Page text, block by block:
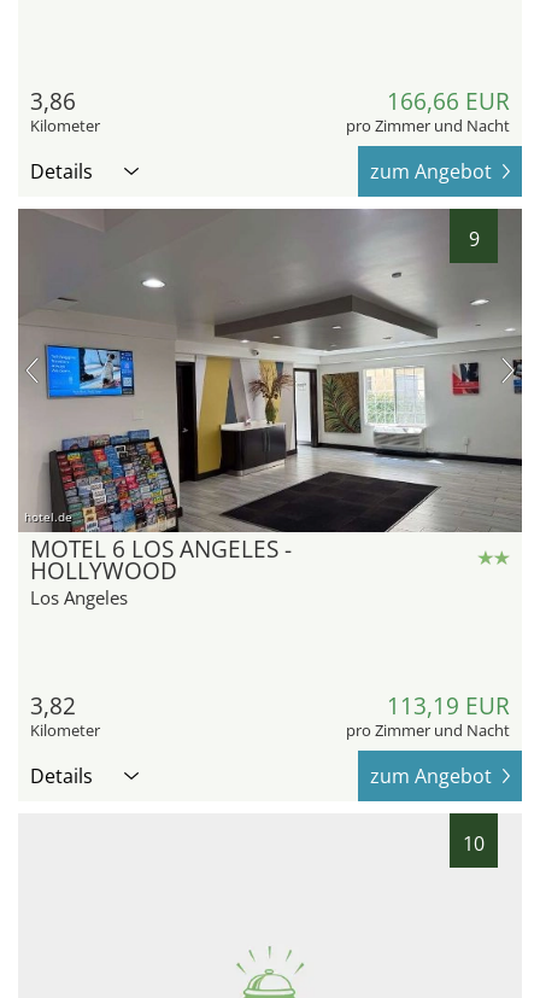
3,86
Kilometer
166,66 EUR
pro Zimmer und Nacht
Details zum Angebot
9
hotel.de
MOTEL 6 LOS ANGELES -
HOLLYWOOD
Los Angeles
3,82
Kilometer
113,19 EUR
pro Zimmer und Nacht
Details zum Angebot
10